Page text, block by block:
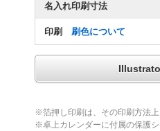
名入れ印刷寸法
印刷 刷色について
※箔押し印刷は、その印刷方法
※卓上カレンダーに付属の保護